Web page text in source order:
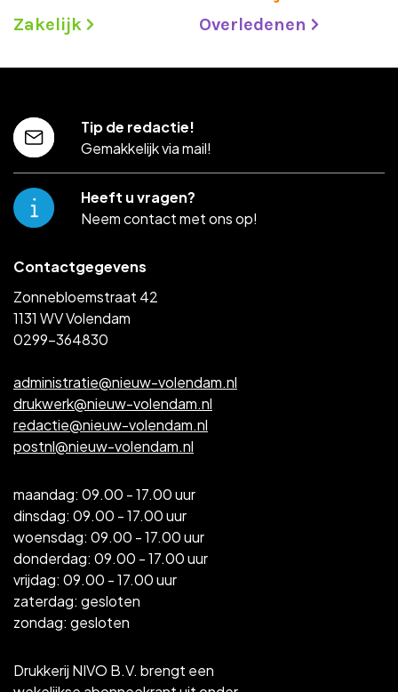
Zakelijk
Overledenen
Drukkerij NIVO B.V. brengt een
Contactgegevens
Zonnebloemstraat 42
1131 WV Volendam
0299-364830
administratie@nieuw-volendam.nl
drukwerk@nieuw-volendam.nl
redactie@nieuw-volendam.nl
postnl@nieuw-volendam.nl
maandag: 09.00 - 17.00 uur
dinsdag: 09.00 - 17.00 uur
woensdag: 09.00 - 17.00 uur
donderdag: 09.00 - 17.00 uur
vrijdag: 09.00 - 17.00 uur
zaterdag: gesloten
zondag: gesloten
Tip de redactie!
Gemakkelijk via mail!
Heeft u vragen?
Neem contact met ons op!